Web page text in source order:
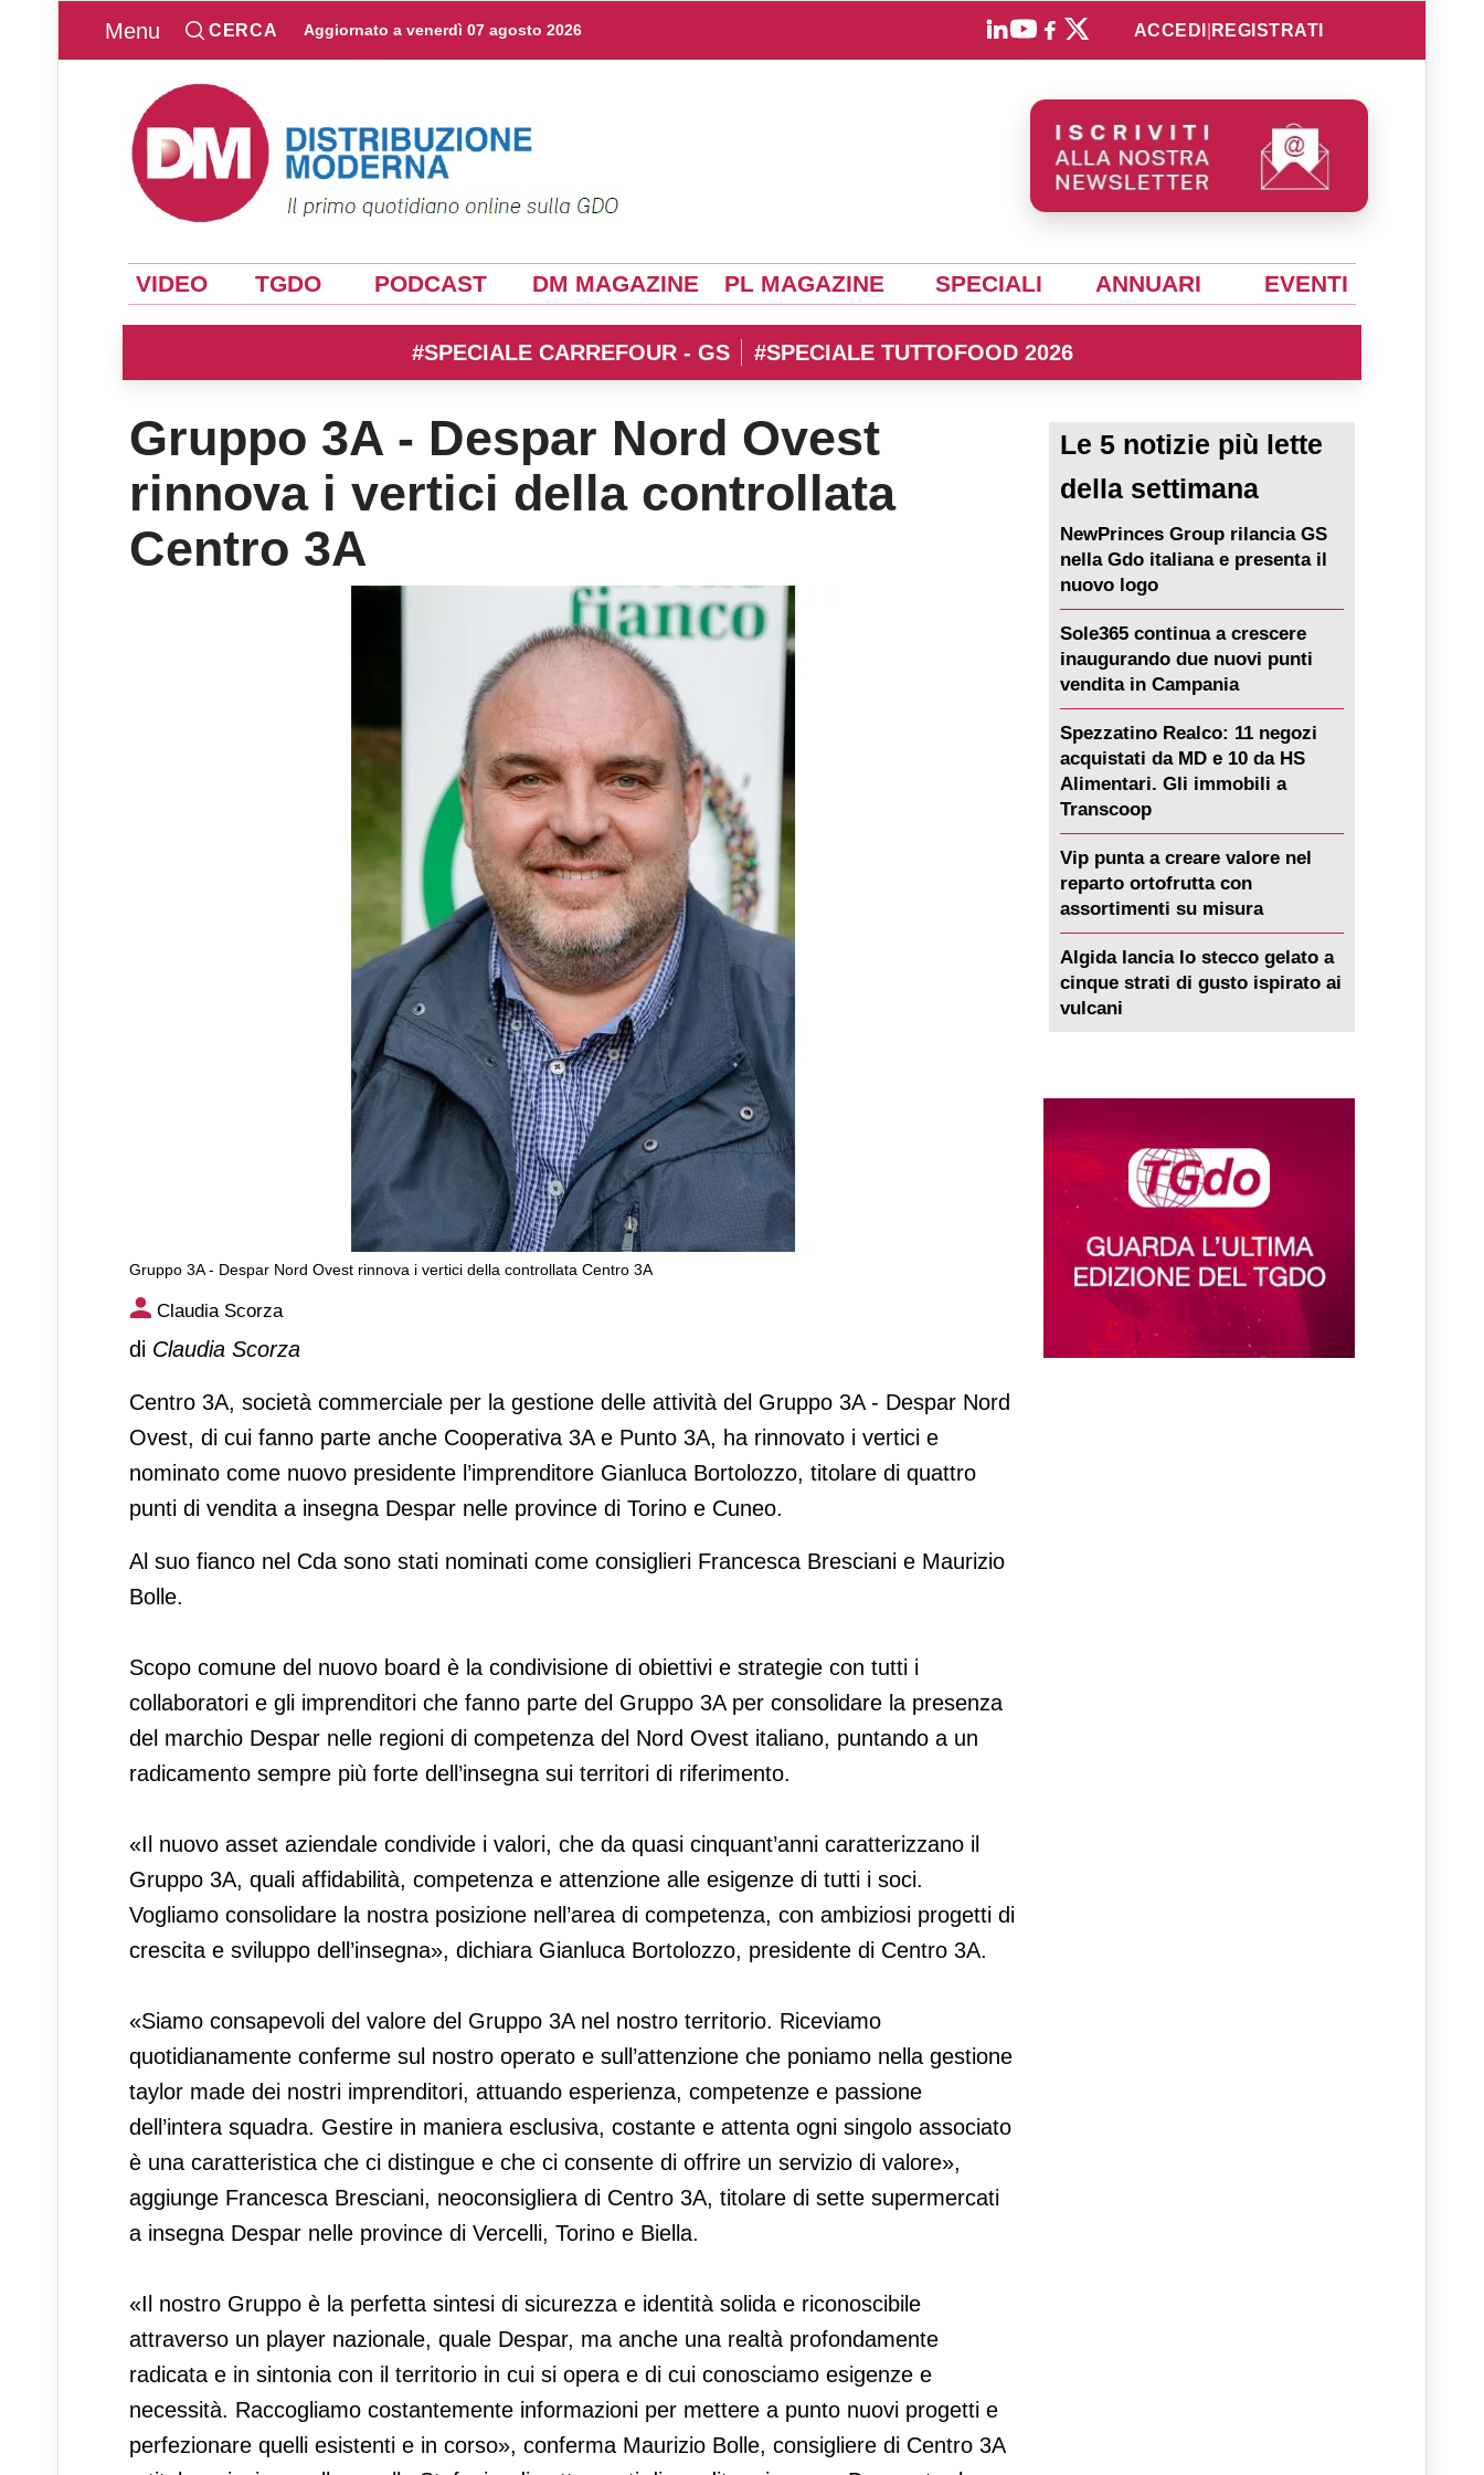
Menu CERCA Aggiornato a venerdì 07 agosto 2026 ACCEDI REGISTRATI
VIDEO TGDO PODCAST DM MAGAZINE PL MAGAZINE SPECIALI ANNUARI EVENTI
#SPECIALE CARREFOUR - GS #SPECIALE TUTTOFOOD 2026
Gruppo 3A - Despar Nord Ovest
rinnova i vertici della controllata
Centro 3A
Gruppo 3A - Despar Nord Ovest rinnova i vertici della controllata Centro 3A
Gruppo 3A - Despar Nord Ovest rinnova i vertici della controllata
Centro 3A
Claudia Scorza
di Claudia Scorza
Centro 3A, società commerciale per la gestione delle attività del Gruppo 3A - Despar Nord
Ovest, di cui fanno parte anche Cooperativa 3A e Punto 3A, ha rinnovato i vertici e
nominato come nuovo presidente l’imprenditore Gianluca Bortolozzo, titolare di quattro
punti di vendita a insegna Despar nelle province di Torino e Cuneo.
Al suo fianco nel Cda sono stati nominati come consiglieri Francesca Bresciani e Maurizio
Bolle.
Scopo comune del nuovo board è la condivisione di obiettivi e strategie con tutti i
collaboratori e gli imprenditori che fanno parte del Gruppo 3A per consolidare la presenza
del marchio Despar nelle regioni di competenza del Nord Ovest italiano, puntando a un
radicamento sempre più forte dell’insegna sui territori di riferimento.
«Il nuovo asset aziendale condivide i valori, che da quasi cinquant’anni caratterizzano il
Gruppo 3A, quali affidabilità, competenza e attenzione alle esigenze di tutti i soci.
Vogliamo consolidare la nostra posizione nell’area di competenza, con ambiziosi progetti di
crescita e sviluppo dell’insegna», dichiara Gianluca Bortolozzo, presidente di Centro 3A.
«Siamo consapevoli del valore del Gruppo 3A nel nostro territorio. Riceviamo
quotidianamente conferme sul nostro operato e sull’attenzione che poniamo nella gestione
taylor made dei nostri imprenditori, attuando esperienza, competenze e passione
dell’intera squadra. Gestire in maniera esclusiva, costante e attenta ogni singolo associato
è una caratteristica che ci distingue e che ci consente di offrire un servizio di valore»,
aggiunge Francesca Bresciani, neoconsigliera di Centro 3A, titolare di sette supermercati
a insegna Despar nelle province di Vercelli, Torino e Biella.
«Il nostro Gruppo è la perfetta sintesi di sicurezza e identità solida e riconoscibile
attraverso un player nazionale, quale Despar, ma anche una realtà profondamente
radicata e in sintonia con il territorio in cui si opera e di cui conosciamo esigenze e
necessità. Raccogliamo costantemente informazioni per mettere a punto nuovi progetti e
perfezionare quelli esistenti e in corso», conferma Maurizio Bolle, consigliere di Centro 3A
Le 5 notizie più lette
della settimana
NewPrinces Group rilancia GS
nella Gdo italiana e presenta il
nuovo logo
Sole365 continua a crescere
inaugurando due nuovi punti
vendita in Campania
Spezzatino Realco: 11 negozi
acquistati da MD e 10 da HS
Alimentari. Gli immobili a
Transcoop
Vip punta a creare valore nel
reparto ortofrutta con
assortimenti su misura
Algida lancia lo stecco gelato a
cinque strati di gusto ispirato ai
vulcani